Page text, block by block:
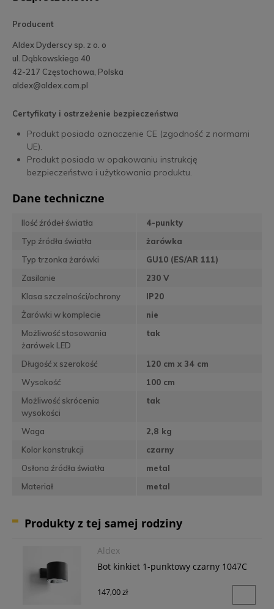
Producent
Aldex Dyderscy sp. z o. o
ul. Dąbkowskiego 40
42-217 Częstochowa, Polska
aldex@aldex.com.pl
Certyfikaty i ostrzeżenie bezpieczeństwa
Produkt posiada oznaczenie CE (zgodność z normami
UE).
Produkt posiada w opakowaniu instrukcję
bezpieczeństwa i użytkowania produktu.
Dane techniczne
Ilość źródeł światła
4-punkty
Typ źródła światła
żarówka
Typ trzonka żarówki
GU10 (ES/AR 111)
Zasilanie
230 V
Klasa szczelności/ochrony
IP20
Żarówki w komplecie
nie
Możliwość stosowania
żarówek LED
tak
Długość x szerokość
120 cm x 34 cm
Wysokość
100 cm
Możliwość skrócenia
wysokości
tak
Waga
2,8 kg
Kolor konstrukcji
czarny
Osłona źródła światła
metal
Materiał
metal
Produkty z tej samej rodziny
Aldex
Bot kinkiet 1-punktowy czarny 1047C
147,00 zł